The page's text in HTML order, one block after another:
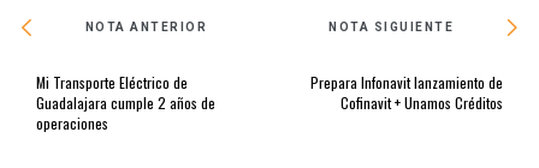
NOTA ANTERIOR
Mi Transporte Eléctrico de
Guadalajara cumple 2 años de
operaciones
NOTA SIGUIENTE
Prepara Infonavit lanzamiento de
Cofinavit + Unamos Créditos